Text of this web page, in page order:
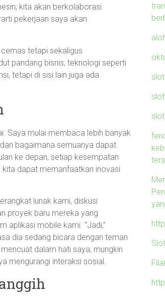
kita akan berkolaborasi
pekerjaan saya akan
tetapi sekaligus
pandang bisnis, teknologi seperti
tetapi di sisi lain juga ada
Saya mulai membaca lebih banyak
bagaimana semuanya dapat
ke depan, setiap kesempatan
dapat memanfaatkan inovasi
lunak kami, diskusi
proyek baru mereka yang
aplikasi mobile kami. “Jadi,”
dia sedang bicara dengan teman
dalam hati saya; mungkin
mengurangi interaksi sosial.